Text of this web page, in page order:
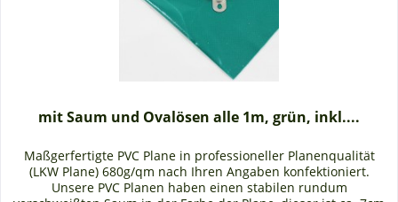
mit Saum und Ovalösen alle 1m, grün, inkl....
Maßgerfertigte PVC Plane in professioneller Planenqualität
(LKW Plane) 680g/qm nach Ihren Angaben konfektioniert.
Unsere PVC Planen haben einen stabilen rundum